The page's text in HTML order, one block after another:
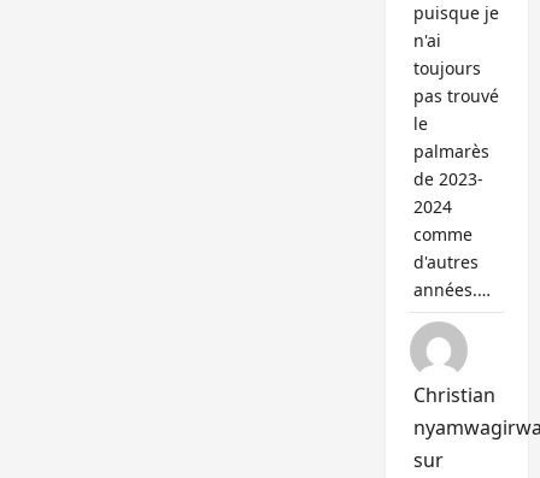
puisque je
n'ai
toujours
pas trouvé
le
palmarès
de 2023-
2024
comme
d'autres
années.…
Christian
sur